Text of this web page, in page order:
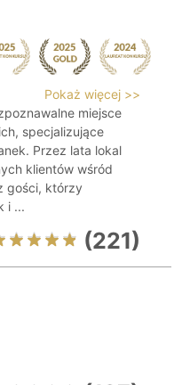
Pokaż więcej >>
miejsce
specjalizujące
Przez lata lokal
klientów wśród
gości, którzy
i ...
(221)